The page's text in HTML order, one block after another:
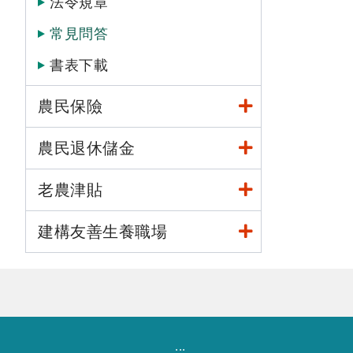
常見問答
書表下載
農民保險
農民退休儲金
老農津貼
建構友善生養職場